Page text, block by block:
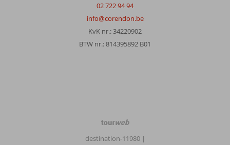
02 722 94 94
info@corendon.be
KvK nr.: 34220902
BTW nr.: 814395892 B01
TourWeb
destination-11980 |